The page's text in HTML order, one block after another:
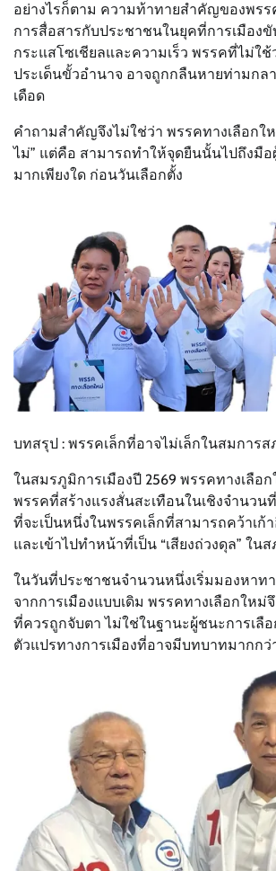
อย่างไรก็ตาม ความท้าทายสำคัญของพรร
การสื่อสารกับประชาชนในยุคที่การเมืองขั
กระแสโซเชียลและความเร็ว พรรคที่ไม่ใ
ประเด็นขั้วอำนาจ อาจถูกกลืนหายท่ามกล
เดือด
คำถามสำคัญจึงไม่ใช่ว่า พรรคทางเลือกใ
ไม่” แต่คือ สามารถทำให้จุดยืนนั้นไปถึงมือ
มากเพียงใด ก่อนวันเลือกตั้ง
บทสรุป : พรรคเล็กที่อาจไม่เล็กในสมการส
ในสมรภูมิการเมืองปี 2569 พรรคทางเลือ
พรรคที่สร้างแรงสั่นสะเทือนในเชิงจำนว
ที่จะเป็นหนึ่งในพรรคเล็กที่สามารถคว้าเ
และเข้าไปทำหน้าที่เป็น “เสียงถ่วงดุล” ใน
ในวันที่ประชาชนจำนวนหนึ่งเริ่มมองหาท
จากการเมืองแบบเดิม พรรคทางเลือกใหม่
ที่ควรถูกจับตา ไม่ใช่ในฐานะผู้ชนะการเลื
ตัวแปรทางการเมืองที่อาจมีบทบาทมากก